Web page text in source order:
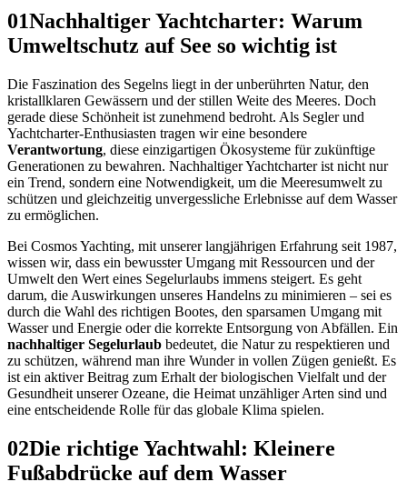
01Nachhaltiger Yachtcharter: Warum
Umweltschutz auf See so wichtig ist
Die Faszination des Segelns liegt in der unberührten Natur, den
kristallklaren Gewässern und der stillen Weite des Meeres. Doch
gerade diese Schönheit ist zunehmend bedroht. Als Segler und
Yachtcharter-Enthusiasten tragen wir eine besondere
Verantwortung, diese einzigartigen Ökosysteme für zukünftige
Generationen zu bewahren. Nachhaltiger Yachtcharter ist nicht nur
ein Trend, sondern eine Notwendigkeit, um die Meeresumwelt zu
schützen und gleichzeitig unvergessliche Erlebnisse auf dem Wasser
zu ermöglichen.
Bei Cosmos Yachting, mit unserer langjährigen Erfahrung seit 1987,
wissen wir, dass ein bewusster Umgang mit Ressourcen und der
Umwelt den Wert eines Segelurlaubs immens steigert. Es geht
darum, die Auswirkungen unseres Handelns zu minimieren – sei es
durch die Wahl des richtigen Bootes, den sparsamen Umgang mit
Wasser und Energie oder die korrekte Entsorgung von Abfällen. Ein
nachhaltiger Segelurlaub bedeutet, die Natur zu respektieren und
zu schützen, während man ihre Wunder in vollen Zügen genießt. Es
ist ein aktiver Beitrag zum Erhalt der biologischen Vielfalt und der
Gesundheit unserer Ozeane, die Heimat unzähliger Arten sind und
eine entscheidende Rolle für das globale Klima spielen.
02Die richtige Yachtwahl: Kleinere
Fußabdrücke auf dem Wasser